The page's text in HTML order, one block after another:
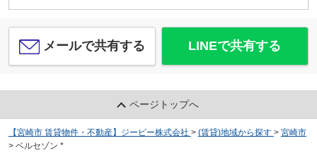
メールで共有する LINEで共有する
ページトップへ
【宮崎市 賃貸物件・不動産】ジーピー株式会社 > (賃貸)地域から探す > 宮崎市
> ベルセゾン *